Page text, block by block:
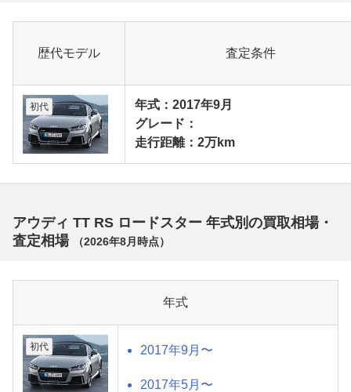
歴代モデル 査定条件
初代
年式：2017年9月
グレード：
走行距離：2万km
アウディ TT RS ロードスター 年式別の買取相場・
査定相場
（2026年8月 時点）
年式
初代 2017年9月〜
2017年5月〜